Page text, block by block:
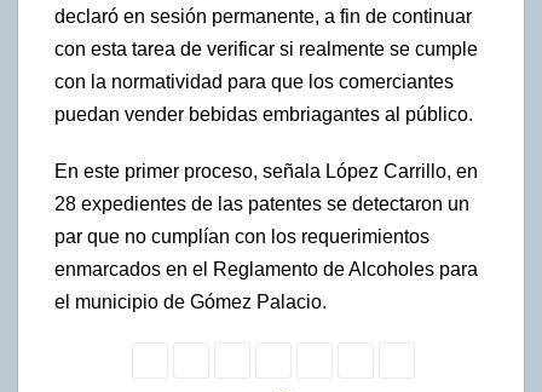
declaró en sesión permanente, a fin de continuar
con esta tarea de verificar si realmente se cumple
con la normatividad para que los comerciantes
puedan vender bebidas embriagantes al público.
En este primer proceso, señala López Carrillo, en
28 expedientes de las patentes se detectaron un
par que no cumplían con los requerimientos
enmarcados en el Reglamento de Alcoholes para
el municipio de Gómez Palacio.